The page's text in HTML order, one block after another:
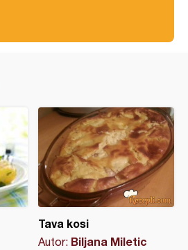
Tava kosi
Autor: Biljana Miletic